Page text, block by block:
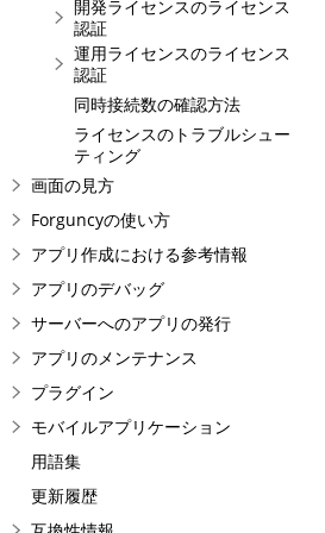
開発ライセンスのライセンス
認証
運用ライセンスのライセンス
認証
同時接続数の確認方法
ライセンスのトラブルシュー
ティング
画面の見方
Forguncyの使い方
アプリ作成における参考情報
アプリのデバッグ
サーバーへのアプリの発行
アプリのメンテナンス
プラグイン
モバイルアプリケーション
用語集
更新履歴